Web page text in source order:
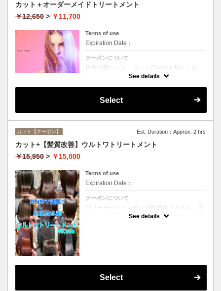
カット＋オーダーメイドトリートメント
￥12,650 > ￥11,700
Terms of use
Expiration Date：
クーポンについて
抜群の艶！ハリ、コシ！広がりも抑えられ
る！どんなに傷んだ髪も、鮮やかなハイトー
See details
Select
カット【クーポン】 Est. Duration：Approx. 2 hrs
カット+【髪質改善】ウルトワトリートメント
￥15,950 > ￥15,000
Terms of use
Expiration Date：
クーポンについて
ブリーチやハイトーンの韓国系アイドル、エ
イジング毛にお悩みの美魔女も夢中！全ての
See details
Select